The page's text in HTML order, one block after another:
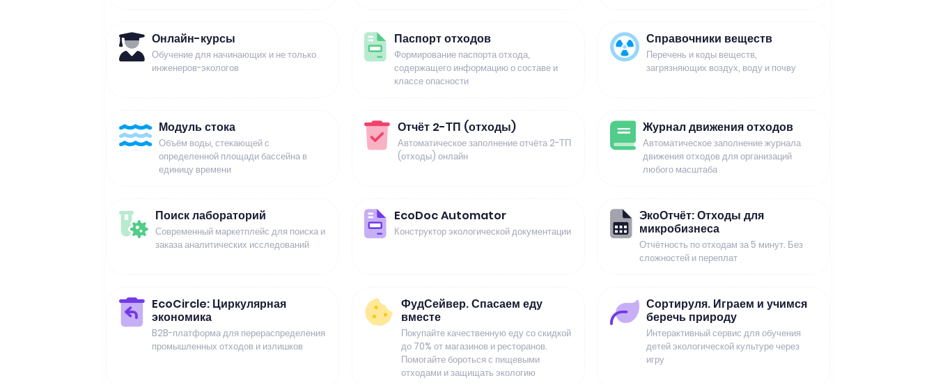
Онлайн-курсы
Обучение для начинающих и не только
инженеров-экологов
Паспорт отходов
Формирование паспорта отхода,
содержащего информацию о составе и
классе опасности
Справочники веществ
Перечень и коды веществ,
загрязняющих воздух, воду и почву
Модуль стока
Объём воды, стекающей с
определенной площади бассейна в
единицу времени
Отчёт 2-ТП (отходы)
Автоматическое заполнение отчёта 2-ТП
(отходы) онлайн
Журнал движения отходов
Автоматическое заполнение журнала
движения отходов для организаций
любого масштаба
Поиск лабораторий
Современный маркетплейс для поиска и
заказа аналитических исследований
EcoDoc Automator
Конструктор экологической документации
ЭкоОтчёт: Отходы для
микробизнеса
Отчётность по отходам за 5 минут. Без
сложностей и переплат
EcoCircle: Циркулярная
экономика
B2B-платформа для перераспределения
промышленных отходов и излишков
ФудСейвер. Спасаем еду
вместе
Покупайте качественную еду со скидкой
до 70% от магазинов и ресторанов.
Помогайте бороться с пищевыми
отходами и защищать экологию
Сортируля. Играем и учимся
беречь природу
Интерактивный сервис для обучения
детей экологической культуре через
игру